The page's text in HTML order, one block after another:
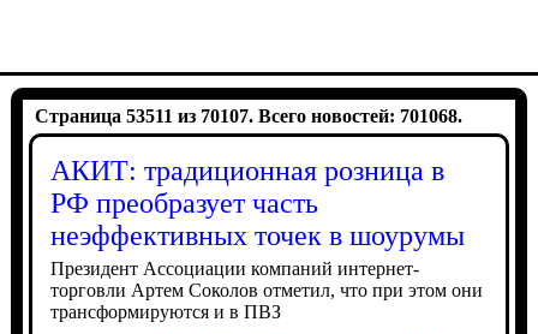
Страница 53511 из 70107. Всего новостей: 701068.
АКИТ: традиционная розница в
РФ преобразует часть
неэффективных точек в шоурумы
Президент Ассоциации компаний интернет-
торговли Артем Соколов отметил, что при этом они
трансформируются и в ПВЗ